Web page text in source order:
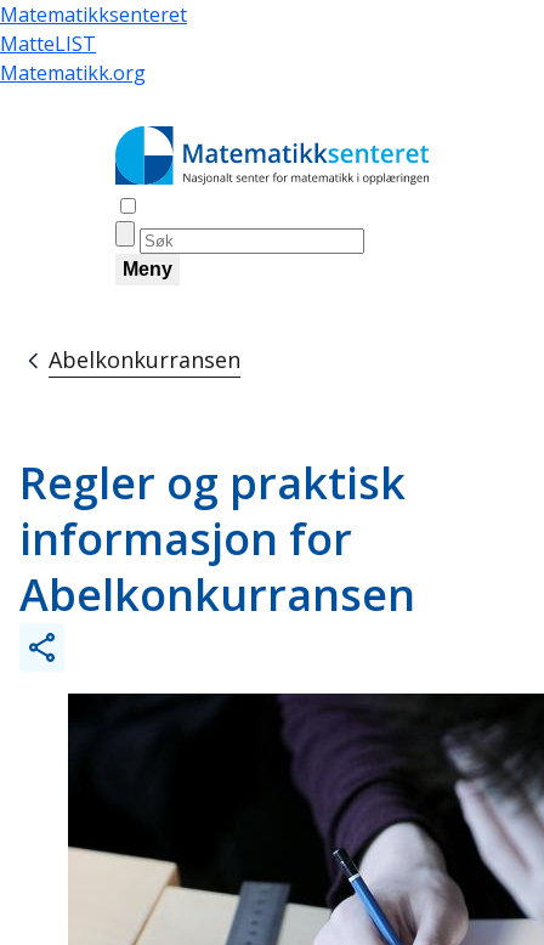
Hopp
til
hovedinnhold
Matematikksenteret
MatteLIST
Matematikk.org
Meny
Navigasjonssti
Abelkonkurransen
Regler og praktisk
informasjon for
Abelkonkurransen